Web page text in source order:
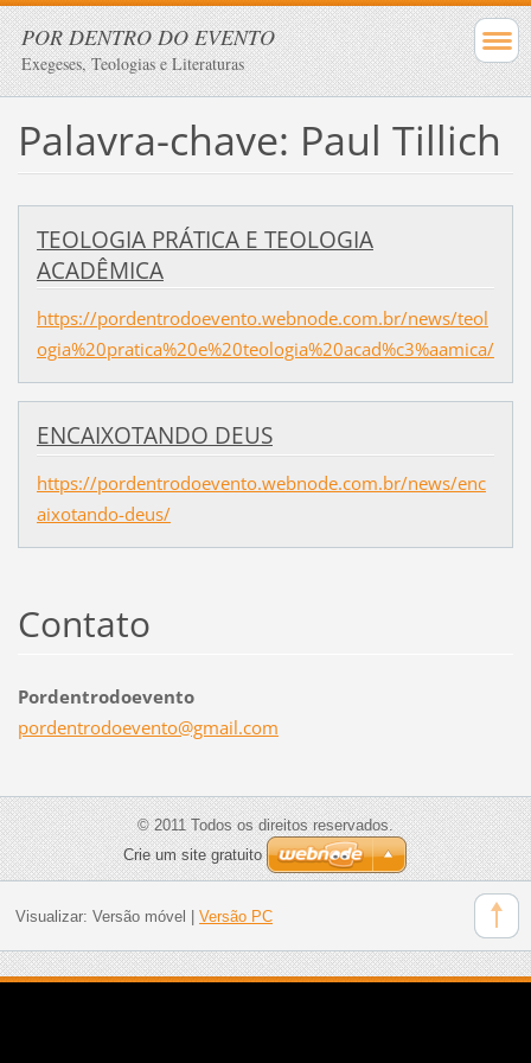
POR DENTRO DO EVENTO
Exegeses, Teologias e Literaturas
Palavra-chave: Paul Tillich
TEOLOGIA PRÁTICA E TEOLOGIA
ACADÊMICA
https://pordentrodoevento.webnode.com.br/news/teol
ogia%20pratica%20e%20teologia%20acad%c3%aamica/
ENCAIXOTANDO DEUS
https://pordentrodoevento.webnode.com.br/news/enc
aixotando-deus/
Contato
Pordentrodoevento
pordentrodoevento@gmail.com
© 2011 Todos os direitos reservados.
Crie um site gratuito
Visualizar: Versão móvel Versão PC